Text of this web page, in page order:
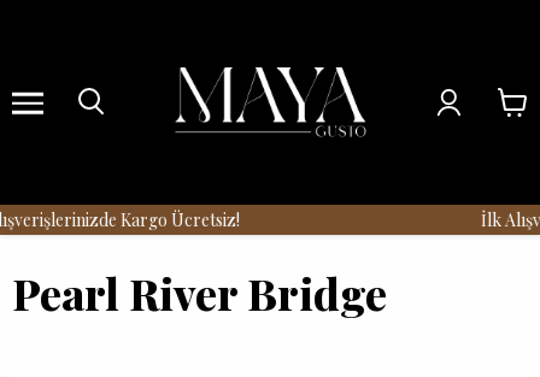
Kargo Ücretsiz! İlk
Pearl River Bridge